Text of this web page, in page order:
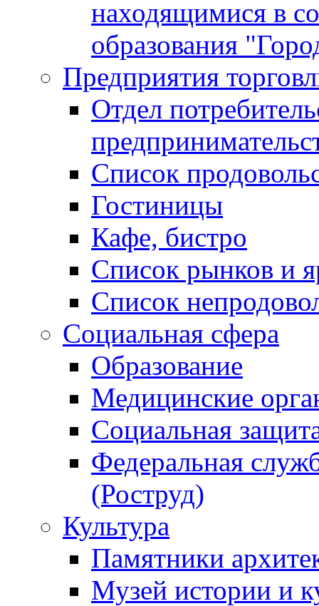
находящимися в
образования
Предприятия
Отдел
Список
Гостиницы
Кафе, бистро
Cписок рынков и
Список
Социальная сфера
Образование
Медицинские
Социальная
Федеральная
(Роструд)
Культура
Памятники
Музей истории и